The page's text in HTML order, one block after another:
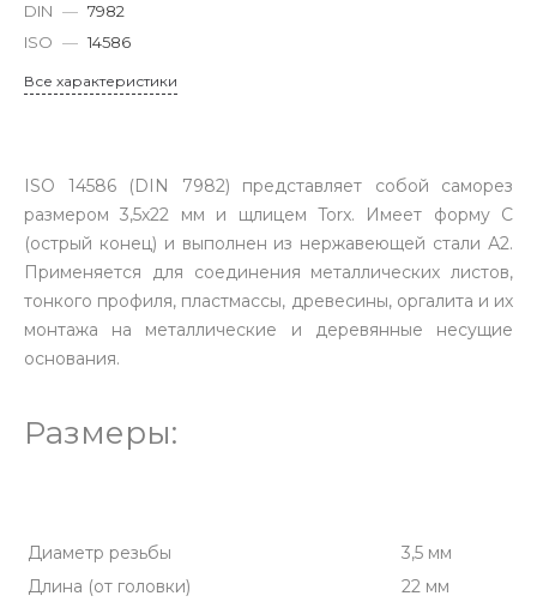
DIN — 7982
ISO — 14586
Все характеристики
ISO 14586 (DIN 7982) представляет собой саморез
размером 3,5х22 мм и щлицем Torx. Имеет форму C
(острый конец) и выполнен из нержавеющей стали А2.
Применяется для соединения металлических листов,
тонкого профиля, пластмассы, древесины, оргалита и их
монтажа на металлические и деревянные несущие
основания.
Размеры:
Диаметр резьбы
3,5 мм
Длина (от головки)
22 мм